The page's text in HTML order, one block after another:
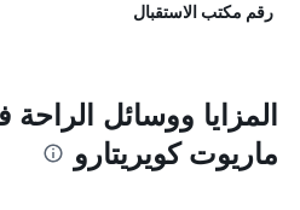
رقم مكتب الاستقبال
المزايا ووسائل الراحة
ماريوت كويريتارو